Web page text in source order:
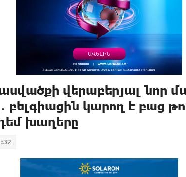
վերաբերյալ նոր
բելգիացին կարող է բաց
խաղերը